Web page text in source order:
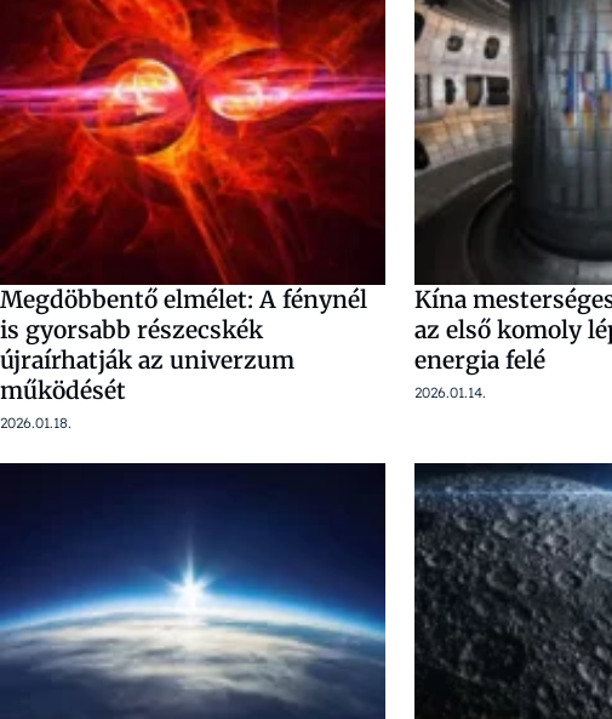
Megdöbbentő elmélet: A fénynél
is gyorsabb részecskék
újraírhatják az univerzum
működését
2026.01.18.
Kína
az első komoly
energia felé
2026.01.14.